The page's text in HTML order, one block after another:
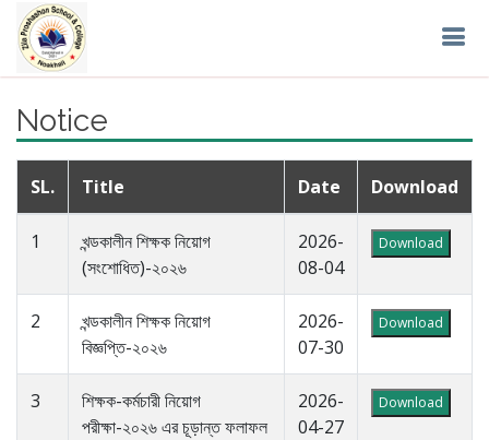
Notice
SL. Title Date Download
1
খন্ডকালীন শিক্ষক নিয়োগ
(সংশোধিত)-২০২৬
2026-
08-04
Download
2
খন্ডকালীন শিক্ষক নিয়োগ
বিজ্ঞপ্তি-২০২৬
2026-
07-30
Download
3
শিক্ষক-কর্মচারী নিয়োগ
পরীক্ষা-২০২৬ এর চূড়ান্ত ফলাফল
2026-
04-27
Download